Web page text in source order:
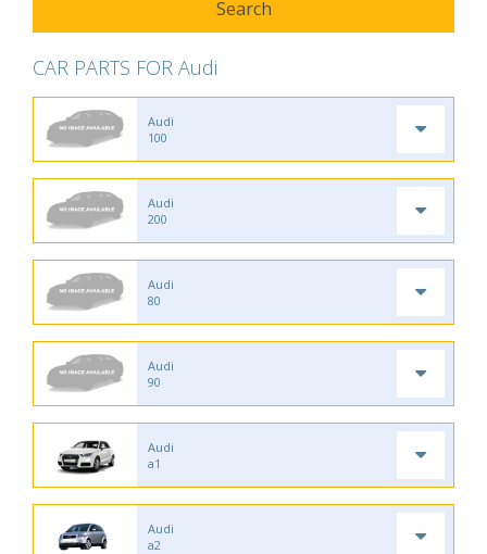
CAR PARTS FOR Audi
Audi
100
Audi
200
Audi
80
Audi
90
Audi
a1
Audi
a2